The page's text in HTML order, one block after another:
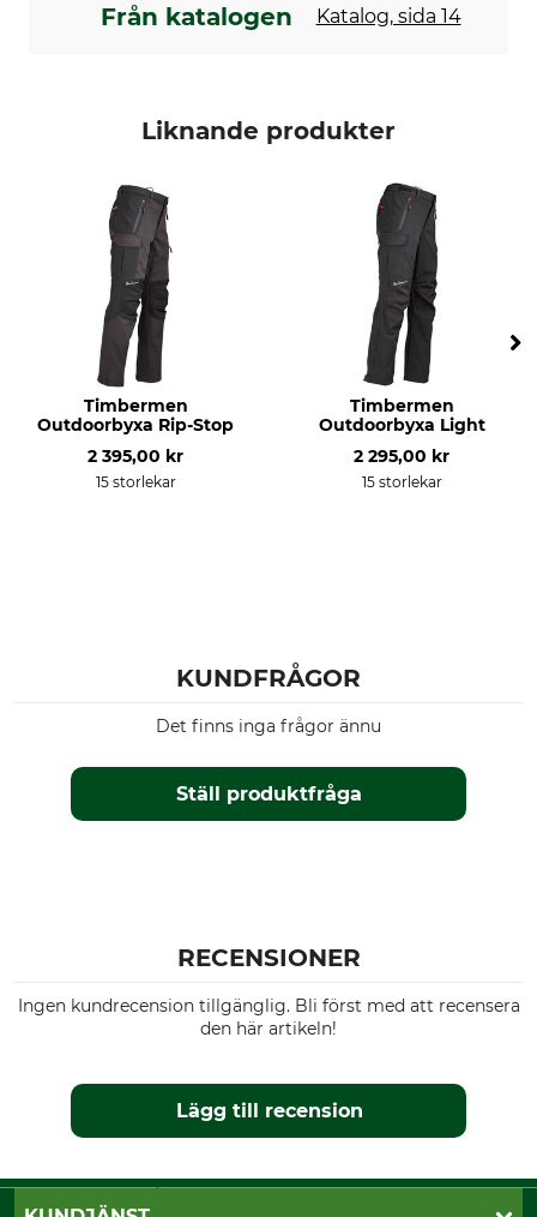
KlädstorlekFrån katalogen Katalog, sida 14
Liknande produkter
Timbermen
Outdoorbyxa Rip-Stop
2 395,00 kr
15 storlekar
Timbermen
Outdoorbyxa Light
2 295,00 kr
15 storlekar
KUNDFRÅGOR
Ställ produktfråga
Det finns inga frågor ännu
RECENSIONER
Ingen kundrecension tillgänglig. Bli först med att recensera
den här artikeln!
Lägg till recension